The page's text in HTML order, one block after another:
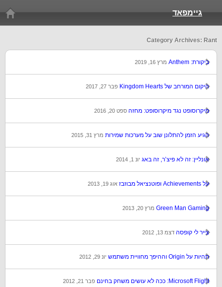
גיימפאד
Category Archives: Rant
ביקורת: Anthem מרץ 16, 2019
היקום המורחב של Kingdom Hearts פבר 27, 2017
מיקרוסופט נגד מיקרוסופט: מחזה ספט 20, 2016
הגיע הזמן להתלונן שוב על מערכות שמירות מרץ 31, 2015
אונליין: זה לא פיצ’ר, זה באג יונ 1, 2014
על Achievements ופוטנציאל מבוזבז אוג 19, 2013
Green Man Gaming מרץ 20, 2013
צייר לי קופסה דצמ 13, 2012
תהיות על Origin וההיפך מחוויית משתמש יונ 29, 2012
Microsoft Flight: ככה לא עושים משחק בחינם פבר 21, 2012